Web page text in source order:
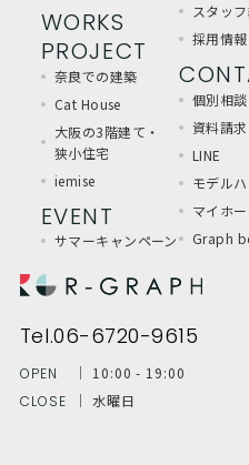
WORKS
PROJECT
奈良での建築
Cat House
大阪の3階建て・
狭小住宅
iemise
EVENT
サマーキャンペーン
スタッ
採用情報
個別相談
資料請求
LINE
モデル
マイホ
Graph
Tel.06-6720-9615
OPEN
│ 10:00 - 19:00
CLOSE
│ 水曜日